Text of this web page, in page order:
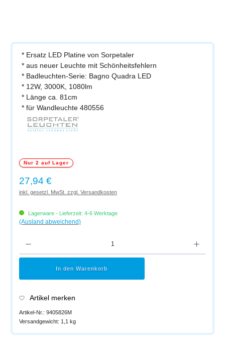
* Ersatz LED Platine von Sorpetaler
* aus neuer Leuchte mit Schönheitsfehlern
* Badleuchten-Serie: Bagno Quadra LED
* 12W, 3000K, 1080lm
* Länge ca. 81cm
* für Wandleuchte 480556
Nur 2 auf Lager
Regulärer Preis:
27,94 €
inkl. gesetzl. MwSt. zzgl. Versandkosten
Lagerware - Lieferzeit: 4-6 Werktage
(Ausland abweichend)
In den Warenkorb
Artikel merken
Artikel-Nr.: 9405826M
Versandgewicht: 1,1 kg